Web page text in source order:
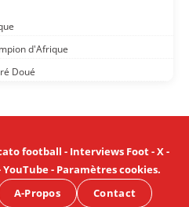
d'Afrique
Doué
football - Interviews Foot-X-
YouTube- Paramètres cookies.
A-Propos Contact